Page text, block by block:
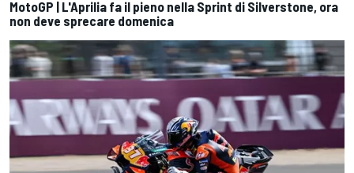
MotoGP | L'Aprilia fa il pieno nella Sprint di Silverstone, ora
non deve sprecare domenica